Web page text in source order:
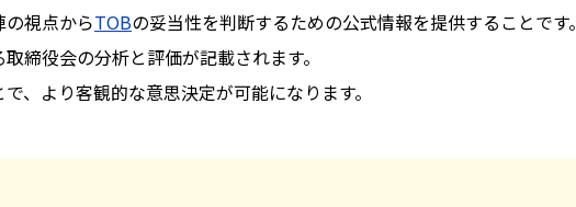
視点からTOBの妥当性を判断するための公式情報を提供することです。
締役会の分析と評価が記載されます。
、より客観的な意思決定が可能になります。